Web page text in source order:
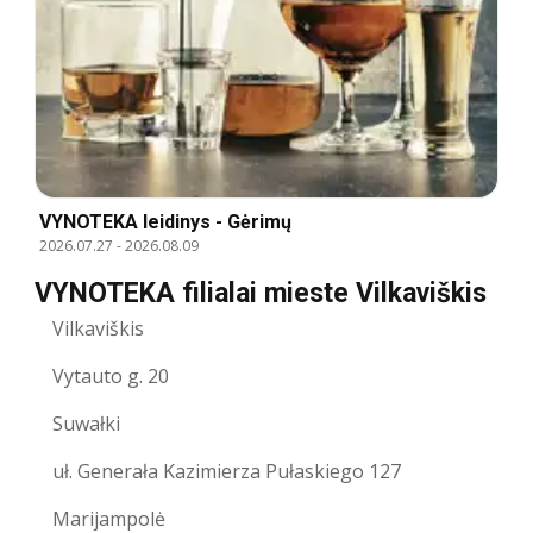
VYNOTEKA leidinys - Gėrimų
2026.07.27 -2026.08.09
VYNOTEKA filialai mieste Vilkaviškis
Vilkaviškis
Vytauto g. 20
Suwałki
uł. Generała Kazimierza Pułaskiego 127
Marijampolė